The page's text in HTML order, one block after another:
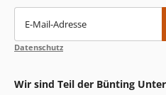
E-Mail-Adresse
Datenschutz
Wir sind Teil der Bünting